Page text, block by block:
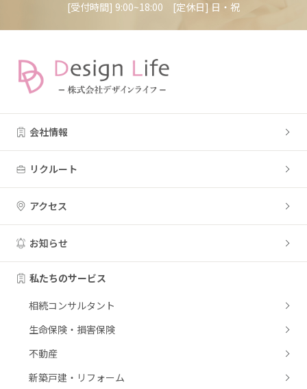
[受付時間] 9:00~18:00 [定休日] 日・祝
会社情報
リクルート
アクセス
お知らせ
私たちのサービス
相続コンサルタント
生命保険・損害保険
不動産
新築戸建・リフォーム